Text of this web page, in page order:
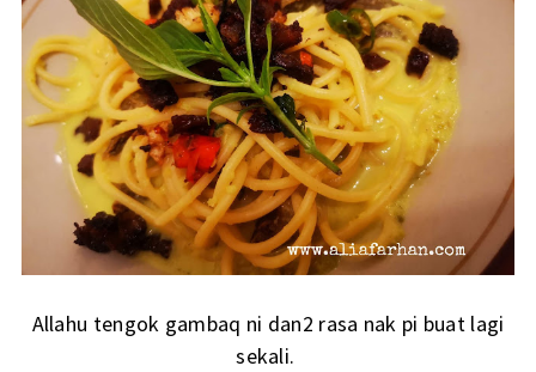
Allahu tengok gambaq ni dan2 rasa nak pi buat lagi
sekali.